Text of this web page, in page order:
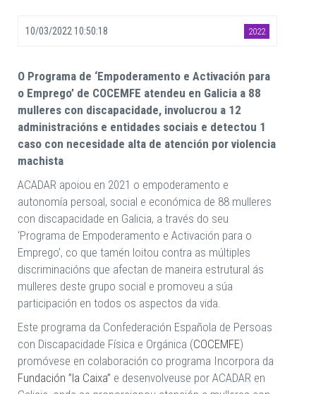
10/03/2022 10:50:18 2022
O Programa de ‘Empoderamento e Activación para
o Emprego’ de COCEMFE atendeu en Galicia a 88
mulleres con discapacidade, involucrou a 12
administracións e entidades sociais e detectou 1
caso con necesidade alta de atención por violencia
machista
ACADAR apoiou en 2021 o empoderamento e
autonomía persoal, social e económica de 88 mulleres
con discapacidade en Galicia, a través do seu
‘Programa de Empoderamento e Activación para o
Emprego’, co que tamén loitou contra as múltiples
discriminacións que afectan de maneira estrutural ás
mulleres deste grupo social e promoveu a súa
participación en todos os aspectos da vida.
Este programa da Confederación Española de Persoas
con Discapacidade Física e Orgánica (COCEMFE)
promóvese en colaboración co programa Incorpora da
Fundación ”la Caixa” e desenvolveuse por ACADAR en